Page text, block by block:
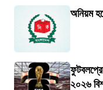
অনিয়ম
২০২৬